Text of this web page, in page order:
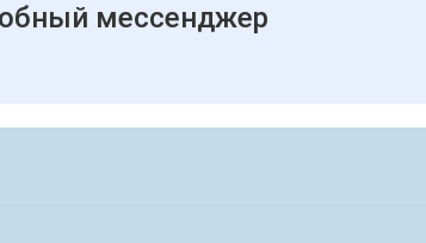
мессенджер